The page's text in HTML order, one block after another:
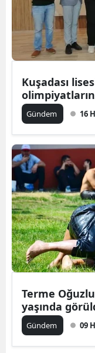
Kuşadası
Gündem 16
Terme
yaşında
Gündem 09